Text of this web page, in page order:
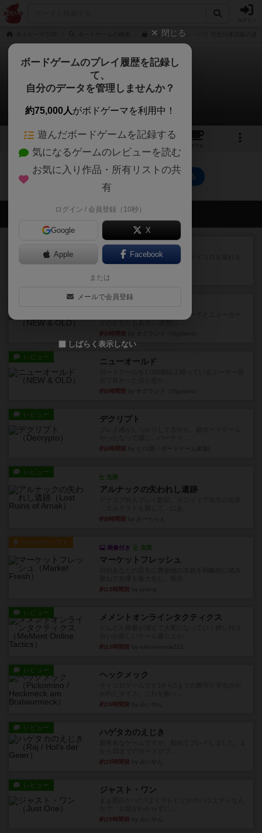
ディナー・イン・パリ 完全日本語版の通
ディナー・イン・パリ
0件の戦略やコツ
3 4 3
カフェ
ディナー・イン・パリのトップに戻る
会員の新しい投稿
街コロ通
街コロとの違いは初めから二つサイコロを振れる
など、少しの違いはあるけれ...
約4時間前
ゲーム終了時に、「オールドカードとニューカー
約5時間前
レビュー ニューオールド
約5時間前
レビュー デクリプト
約6時間前
レビュー
充実
アルナックの失われし遺跡
約8時間前
ルール/インスト
画像付き 充実
マーケットフレッシュ
約13時間前
レビュー メメントオンラインタクティクス
約13時間前
レビュー ヘックメック
約15時間前
レビュー ハゲタカのえじき
約15時間前
レビュー ジャスト・ワン
約15時間前
閉じる
ボードゲームのプレイ履歴を記録し
て、
自分のデータを管理しませんか？
約75,000人がボドゲーマを利用中！
遊んだボードゲームを記録する
気になるゲームのレビューを読む
お気に入り作品・所有リストの共
有
ログイン / 会員登録（10秒）
Google X
Apple Facebook
または
メールで会員登録
しばらく表示しない